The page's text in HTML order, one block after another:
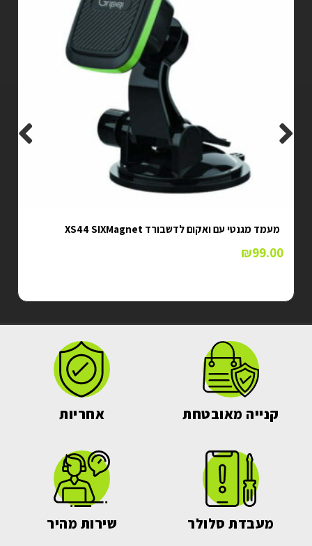
מעמד מגנטי עם ואקום לדשבורד XS44 SIXMagnet
₪99.00
קנייה מאובטחת אחריות
מעבדת סלולר שירות מהיר